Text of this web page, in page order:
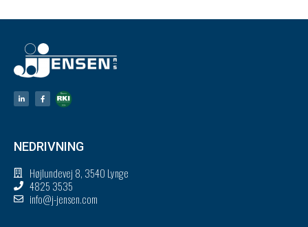
NEDRIVNING
Højlundevej 8, 3540 Lynge
4825 3535
info@j-jensen.com